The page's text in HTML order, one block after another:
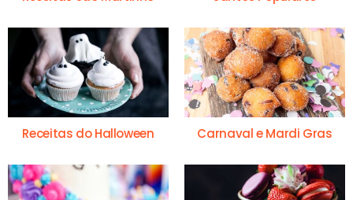
Receitas do Halloween Carnaval e Mardi Gras